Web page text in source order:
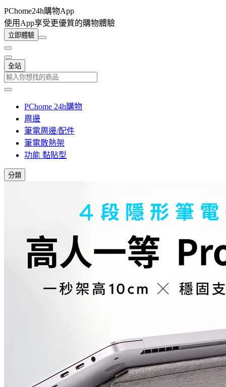
PChome24h購物App
使用App享受更優質的購物體驗
立即體驗
全站
PChome 24h購物
周邊
筆電周邊/配件
筆電散熱架
功能 黏貼型
分類